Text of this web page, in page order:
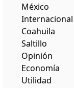
México
Internacional
Coahuila
Saltillo
Opinión
Economía
Utilidad